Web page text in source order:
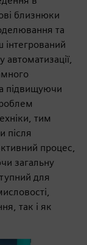
близнюки
та
автоматизації,
підвищуючи
тим
після
процес,
загальну
для
так і як